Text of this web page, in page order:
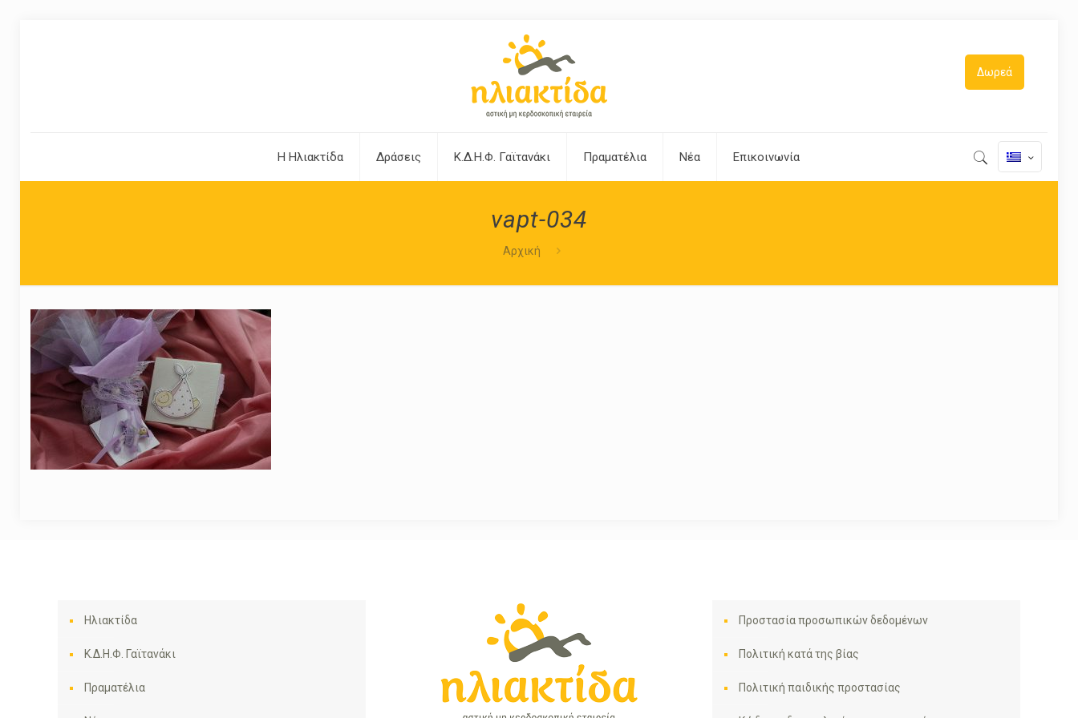
Η Ηλιακτίδα Δράσεις Κ.Δ.Η.Φ. Γαϊτανάκι Πραματέλια Νέα Επικοινωνία
Δωρεά
vapt-034
Αρχική
Ηλιακτίδα
Κ.Δ.Η.Φ. Γαϊτανάκι
Πραματέλια
Προστασία προσωπικών δεδομένων
Πολιτική κατά της βίας
Πολιτική παιδικής προστασίας